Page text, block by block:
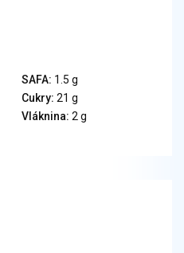
výrobky
SAFA: 1.5 g
Cukry: 21 g
Vláknina: 2 g